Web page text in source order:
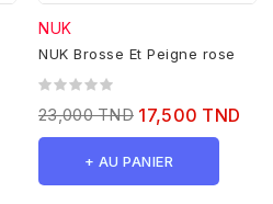
NUK
NUK Brosse Et Peigne rose
23,000 TND 17,500 TND
+ AU PANIER